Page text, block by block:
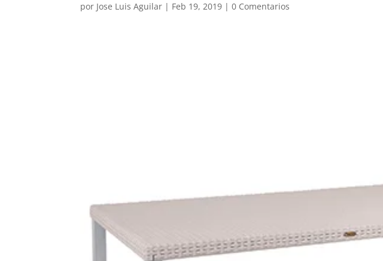
por Jose Luis Aguilar | Feb 19, 2019 |0 Comentarios